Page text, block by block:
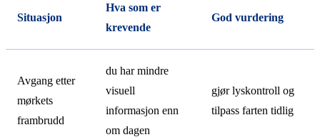
Situasjon
Hva som er
krevende
God vurdering
Avgang etter
mørkets
frambrudd
du har mindre
visuell
informasjon enn
om dagen
gjør lyskontroll og
tilpass farten tidlig